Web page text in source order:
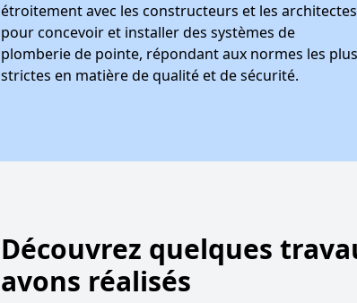
étroitement avec les constructeurs et les architectes
pour concevoir et installer des systèmes de
plomberie de pointe, répondant aux normes les plus
strictes en matière de qualité et de sécurité.
Découvrez quelques
avons réalisés